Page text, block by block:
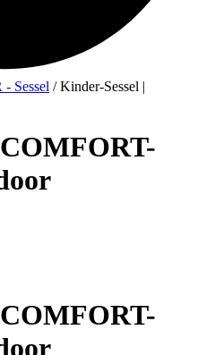
Sessel / Kinder-Sessel |